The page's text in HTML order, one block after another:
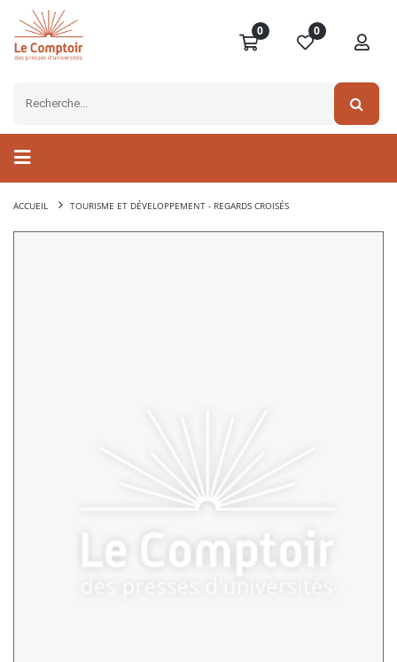
0 0
ACCUEIL TOURISME ET DÉVELOPPEMENT - REGARDS CROISÉS